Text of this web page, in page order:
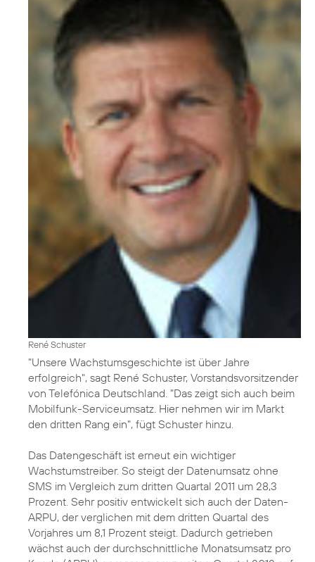
René Schuster
"Unsere Wachstumsgeschichte ist über Jahre
erfolgreich", sagt René Schuster, Vorstandsvorsitzender
von Telefónica Deutschland. "Das zeigt sich auch beim
Mobilfunk-Serviceumsatz. Hier nehmen wir im Markt
den dritten Rang ein", fügt Schuster hinzu.
Das Datengeschäft ist erneut ein wichtiger
Wachstumstreiber. So steigt der Datenumsatz ohne
SMS im Vergleich zum dritten Quartal 2011 um 28,3
Prozent. Sehr positiv entwickelt sich auch der Daten-
ARPU, der verglichen mit dem dritten Quartal des
Vorjahres um 8,1 Prozent steigt. Dadurch getrieben
wächst auch der durchschnittliche Monatsumsatz pro